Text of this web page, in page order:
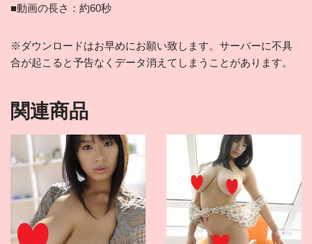
■動画の長さ：約60秒
※ダウンロードはお早めにお願い致します。サーバーに不具
合が起こると予告なくデータ消えてしまうことがあります。
関連商品